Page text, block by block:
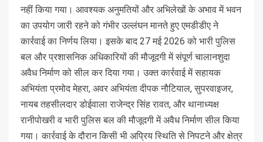
नहीं किया गया। आवश्यक अनुमतियों और अभिलेखों के अभाव में भवन
का उपयोग जारी रहने को गंभीर उल्लंघन मानते हुए एमडीडीए ने
कार्रवाई का निर्णय लिया। इसके बाद 27 मई 2026 को भारी पुलिस
बल और प्रशासनिक अधिकारियों की मौजूदगी में संपूर्ण चालानशुदा
अवैध निर्माण को सील कर दिया गया। उक्त कार्रवाई में सहायक
अभियंता प्रमोद मेहरा, अवर अभियंता दीपक नौटियाल, सुपरवाइजर,
नायब तहसीलदार डोईवाला राजेन्द्र सिंह रावत, और थानाध्यक्ष
रानीपोखरी व भारी पुलिस बल की मौजूदगी में अवैध निर्माण सील किया
गया। कार्रवाई के दौरान किसी भी अप्रिय स्थिति से निपटने और क्षेत्र